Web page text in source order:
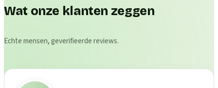
Wat onze klanten zeggen
Echte mensen, geverifieerde reviews.